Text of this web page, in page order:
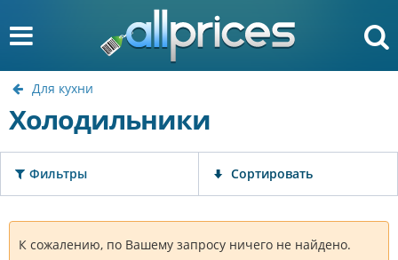
Для кухни
Холодильники
Фильтры Сортировать
К сожалению, по Вашему запросу ничего не найдено.